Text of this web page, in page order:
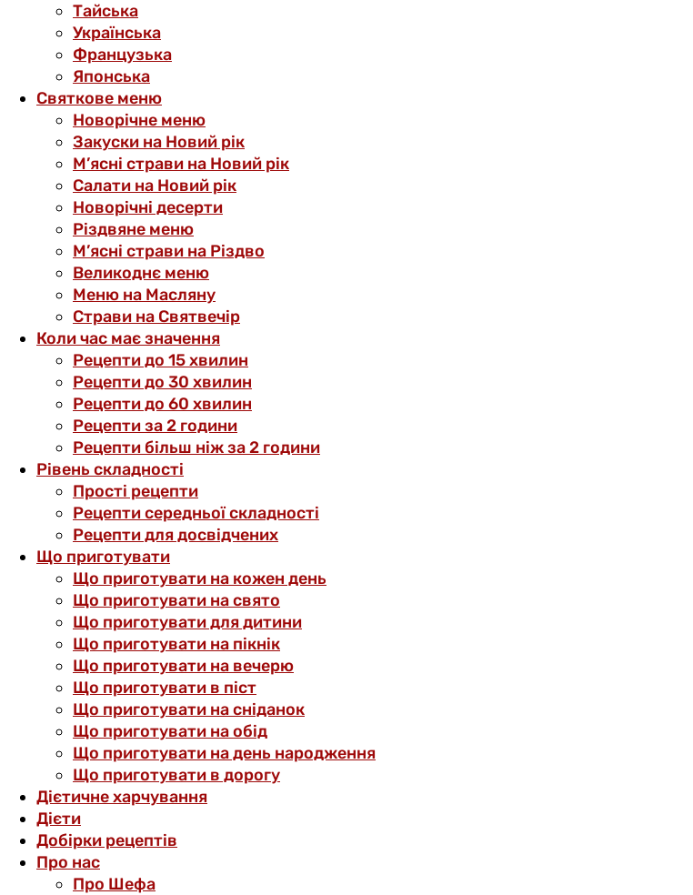
Тайська
Українська
Французька
Японська
Святкове меню
Новорічне меню
Закуски на Новий рік
М’ясні страви на Новий рік
Салати на Новий рік
Новорічні десерти
Різдвяне меню
М’ясні страви на Різдво
Великоднє меню
Меню на Масляну
Страви на Святвечір
Коли час має значення
Рецепти до 15 хвилин
Рецепти до 30 хвилин
Рецепти до 60 хвилин
Рецепти за 2 години
Рецепти більш ніж за 2 години
Рівень складності
Прості рецепти
Рецепти середньої складності
Рецепти для досвідчених
Що приготувати
Що приготувати на кожен день
Що приготувати на свято
Що приготувати для дитини
Що приготувати на пікнік
Що приготувати на вечерю
Що приготувати в піст
Що приготувати на сніданок
Що приготувати на обід
Що приготувати на день народження
Що приготувати в дорогу
Дієтичне харчування
Дієти
Добірки рецептів
Про нас
Про Шефа